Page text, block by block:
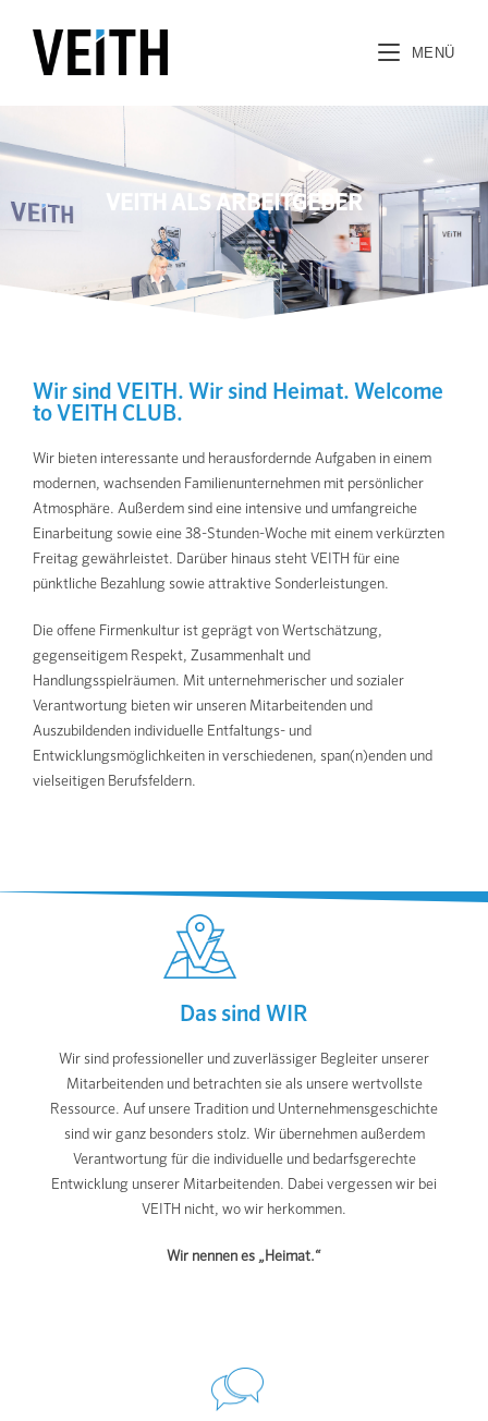
MENÜ
VEITH ALS ARBEITGEBER
Wir sind VEITH. Wir sind Heimat. Welcome
to VEITH CLUB.
Wir bieten interessante und herausfordernde Aufgaben in einem
modernen, wachsenden Familienunternehmen mit persönlicher
Atmosphäre. Außerdem sind eine intensive und umfangreiche
Einarbeitung sowie eine 38-Stunden-Woche mit einem verkürzten
Freitag gewährleistet. Darüber hinaus steht VEITH für eine
pünktliche Bezahlung sowie attraktive Sonderleistungen.
Die offene Firmenkultur ist geprägt von Wertschätzung,
gegenseitigem Respekt, Zusammenhalt und
Handlungsspielräumen. Mit unternehmerischer und sozialer
Verantwortung bieten wir unseren Mitarbeitenden und
Auszubildenden individuelle Entfaltungs- und
Entwicklungsmöglichkeiten in verschiedenen, span(n)enden und
vielseitigen Berufsfeldern.
Das sind WIR
Wir sind professioneller und zuverlässiger Begleiter unserer
Mitarbeitenden und betrachten sie als unsere wertvollste
Ressource. Auf unsere Tradition und Unternehmensgeschichte
sind wir ganz besonders stolz. Wir übernehmen außerdem
Verantwortung für die individuelle und bedarfsgerechte
Entwicklung unserer Mitarbeitenden. Dabei vergessen wir bei
VEITH nicht, wo wir herkommen.
Wir nennen es „Heimat.“